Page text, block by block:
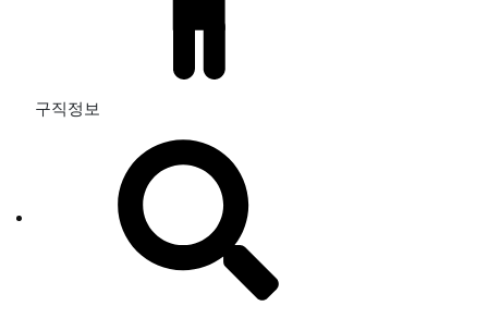
구직정보